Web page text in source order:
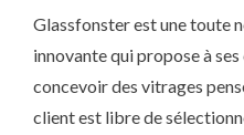
Glassfonster est une toute
innovante qui propose à
concevoir des vitrages
client est libre de